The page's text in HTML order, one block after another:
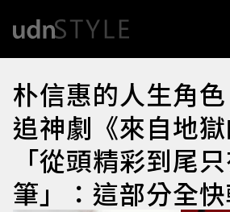
朴信惠的人生角
追神劇《來自地獄
「從頭精彩到尾
筆」：這部分全